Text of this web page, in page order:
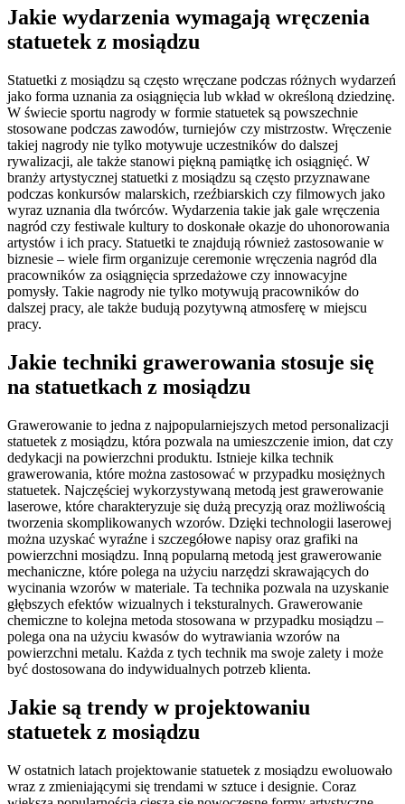
Jakie wydarzenia wymagają wręczenia
statuetek z mosiądzu
Statuetki z mosiądzu są często wręczane podczas różnych wydarzeń
jako forma uznania za osiągnięcia lub wkład w określoną dziedzinę.
W świecie sportu nagrody w formie statuetek są powszechnie
stosowane podczas zawodów, turniejów czy mistrzostw. Wręczenie
takiej nagrody nie tylko motywuje uczestników do dalszej
rywalizacji, ale także stanowi piękną pamiątkę ich osiągnięć. W
branży artystycznej statuetki z mosiądzu są często przyznawane
podczas konkursów malarskich, rzeźbiarskich czy filmowych jako
wyraz uznania dla twórców. Wydarzenia takie jak gale wręczenia
nagród czy festiwale kultury to doskonałe okazje do uhonorowania
artystów i ich pracy. Statuetki te znajdują również zastosowanie w
biznesie – wiele firm organizuje ceremonie wręczenia nagród dla
pracowników za osiągnięcia sprzedażowe czy innowacyjne
pomysły. Takie nagrody nie tylko motywują pracowników do
dalszej pracy, ale także budują pozytywną atmosferę w miejscu
pracy.
Jakie techniki grawerowania stosuje się
na statuetkach z mosiądzu
Grawerowanie to jedna z najpopularniejszych metod personalizacji
statuetek z mosiądzu, która pozwala na umieszczenie imion, dat czy
dedykacji na powierzchni produktu. Istnieje kilka technik
grawerowania, które można zastosować w przypadku mosiężnych
statuetek. Najczęściej wykorzystywaną metodą jest grawerowanie
laserowe, które charakteryzuje się dużą precyzją oraz możliwością
tworzenia skomplikowanych wzorów. Dzięki technologii laserowej
można uzyskać wyraźne i szczegółowe napisy oraz grafiki na
powierzchni mosiądzu. Inną popularną metodą jest grawerowanie
mechaniczne, które polega na użyciu narzędzi skrawających do
wycinania wzorów w materiale. Ta technika pozwala na uzyskanie
głębszych efektów wizualnych i teksturalnych. Grawerowanie
chemiczne to kolejna metoda stosowana w przypadku mosiądzu –
polega ona na użyciu kwasów do wytrawiania wzorów na
powierzchni metalu. Każda z tych technik ma swoje zalety i może
być dostosowana do indywidualnych potrzeb klienta.
Jakie są trendy w projektowaniu
statuetek z mosiądzu
W ostatnich latach projektowanie statuetek z mosiądzu ewoluowało
wraz z zmieniającymi się trendami w sztuce i designie. Coraz